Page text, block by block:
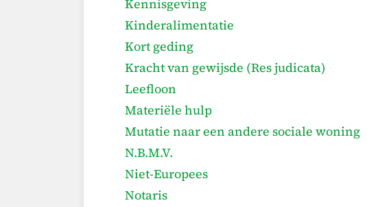
Kennisgeving
Kinderalimentatie
Kort geding
Kracht van gewijsde (Res judicata)
Leefloon
Materiële hulp
Mutatie naar een andere sociale woning
N.B.M.V.
Niet-Europees
Notaris